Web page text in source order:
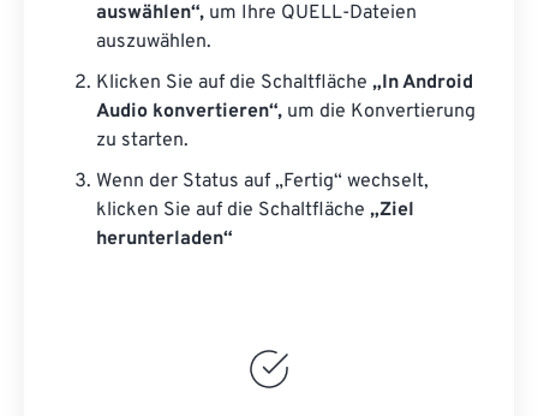
auswählen“, um Ihre QUELL-Dateien
auszuwählen.
Klicken Sie auf die Schaltfläche „In Android
Audio konvertieren“, um die Konvertierung
zu starten.
Wenn der Status auf „Fertig“ wechselt,
klicken Sie auf die Schaltfläche „Ziel
herunterladen“